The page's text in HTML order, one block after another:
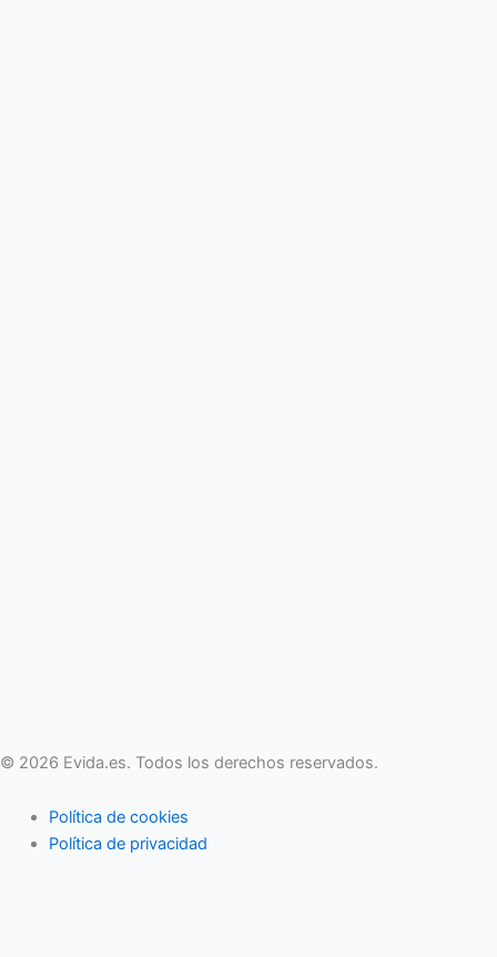
© 2026 Evida.es. Todos los derechos reservados.
Política de cookies
Política de privacidad